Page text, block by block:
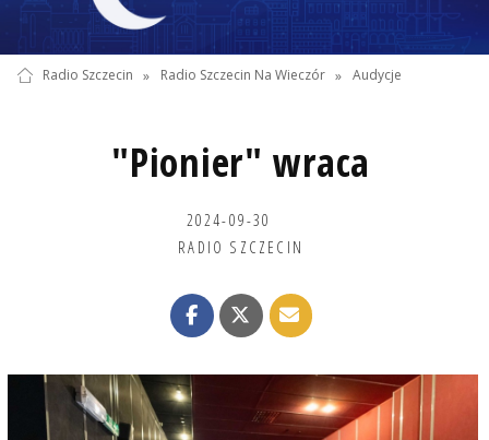
Radio Szczecin » Radio Szczecin Na Wieczór » Audycje
"Pionier" wraca
2024-09-30
RADIO SZCZECIN